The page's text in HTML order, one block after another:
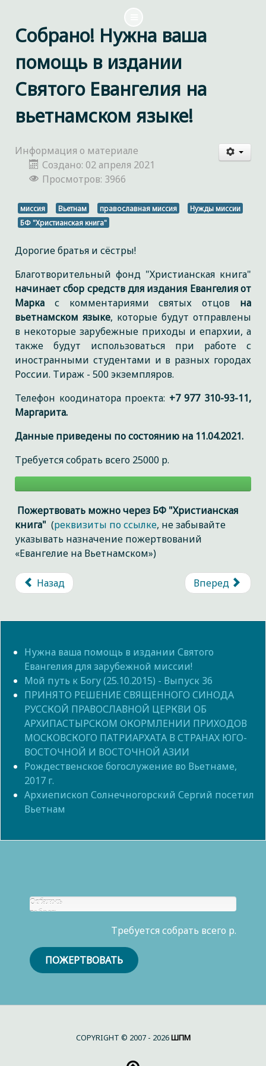
Собрано! Нужна ваша
помощь в издании
Святого Евангелия на
вьетнамском языке!
Информация о материале
Создано: 02 апреля 2021
Просмотров: 3966
миссия Вьетнам православная миссия
Нужды миссии
БФ "Христианская книга"
Дорогие братья и сёстры!
Благотворительный фонд "Христианская книга"
начинает сбор средств для издания Евангелия от
Марка с комментариями святых отцов на
вьетнамском языке, которые будут отправлены
в некоторые зарубежные приходы и епархии, а
также будут использоваться при работе с
иностранными студентами и в разных городах
России. Тираж - 500 экземпляров.
Телефон коодинатора проекта: +7 977 310-93-11,
Маргарита.
Данные приведены по состоянию на 11.04.2021.
Требуется собрать всего 25000 р.
Пожертвовать можно через БФ "Христианская
книга" (реквизиты по ссылке, не забывайте
указывать назначение пожертвований
«Евангелие на Вьетнамском»)
Назад Вперед
Нужна ваша помощь в издании Святого
Евангелия для зарубежной миссии!
Мой путь к Богу (25.10.2015) - Выпуск 36
ПРИНЯТО РЕШЕНИЕ СВЯЩЕННОГО СИНОДА
РУССКОЙ ПРАВОСЛАВНОЙ ЦЕРКВИ ОБ
АРХИПАСТЫРСКОМ ОКОРМЛЕНИИ ПРИХОДОВ
МОСКОВСКОГО ПАТРИАРХАТА В СТРАНАХ ЮГО-
ВОСТОЧНОЙ И ВОСТОЧНОЙ АЗИИ
Рождественское богослужение во Вьетнаме,
2017 г.
Архиепископ Солнечногорский Сергий посетил
Вьетнам
Собрано
р.
Осталось
собрать
Требуется собрать всего р.
ПОЖЕРТВОВАТЬ
COPYRIGHT © 2007 - 2026ШПМ